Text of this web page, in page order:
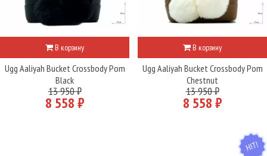
В корзину
Ugg Aaliyah Bucket Crossbody Pom
Black
13 950 ₽
8 558 ₽
В корзину
Ugg Aaliyah Bucket Crossbody Pom
Chestnut
13 950 ₽
8 558 ₽
HIT